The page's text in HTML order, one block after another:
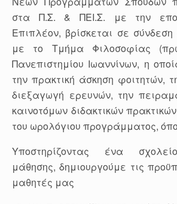
στα Π.Σ. & ΠΕΙ.Σ. με την
Επιπλέον, βρίσκεται σε
με το Τμήμα Φιλοσοφίας
Πανεπιστημίου Ιωαννίνων, η
την πρακτική άσκηση φοιτητών,
διεξαγωγή ερευνών, την
καινοτόμων διδακτικών
του ωρολόγιου προγράμματος,
Υποστηρίζοντας ένα
μάθησης, δημιουργούμε τις
μαθητές μας